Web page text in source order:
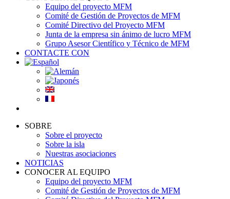
Equipo del proyecto MFM
Comité de Gestión de Proyectos de MFM
Comité Directivo del Proyecto MFM
Junta de la empresa sin ánimo de lucro MFM
Grupo Asesor Científico y Técnico de MFM
CONTACTE CON
SOBRE
Sobre el proyecto
Sobre la isla
Nuestras asociaciones
NOTICIAS
CONOCER AL EQUIPO
Equipo del proyecto MFM
Comité de Gestión de Proyectos de MFM